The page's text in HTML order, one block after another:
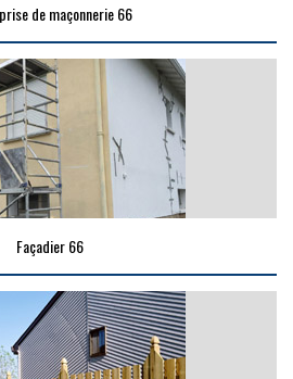
de maçonnerie 66
Façadier 66